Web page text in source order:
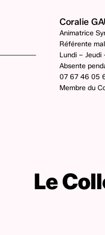
Coralie
Animatrice
Référente
Lundi – Jeudi
Absente
07 67 46 05
Membre du
Le